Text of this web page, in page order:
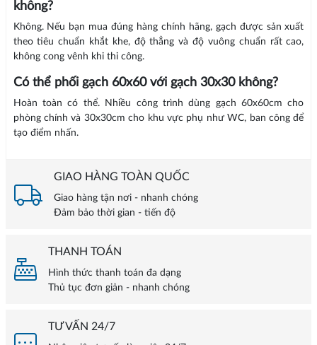
không?
Không. Nếu bạn mua đúng hàng chính hãng, gạch được sản xuất
theo tiêu chuẩn khắt khe, độ thẳng và độ vuông chuẩn rất cao,
không cong vênh khi thi công.
Có thể phối gạch 60x60 với gạch 30x30 không?
Hoàn toàn có thể. Nhiều công trình dùng gạch 60x60cm cho
phòng chính và 30x30cm cho khu vực phụ như WC, ban công để
tạo điểm nhấn.
GIAO HÀNG TOÀN QUỐC
Giao hàng tận nơi - nhanh chóng
Đảm bảo thời gian - tiến độ
THANH TOÁN
Hình thức thanh toán đa dạng
Thủ tục đơn giản - nhanh chóng
TƯ VẤN 24/7